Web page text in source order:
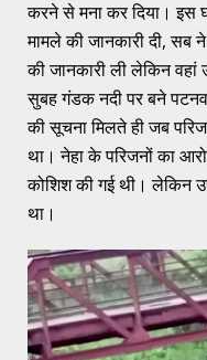
करने से मना कर दिया। इस
मामले की जानकारी दी, सब
की जानकारी ली लेकिन
सुबह गंडक नदी पर बने
की सूचना मिलते ही जब
था। नेहा के परिजनों का
कोशिश की गई थी। लेकिन
था।